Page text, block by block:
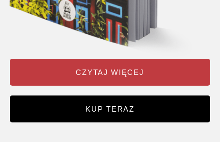
CZYTAJ WIĘCEJ
KUP TERAZ